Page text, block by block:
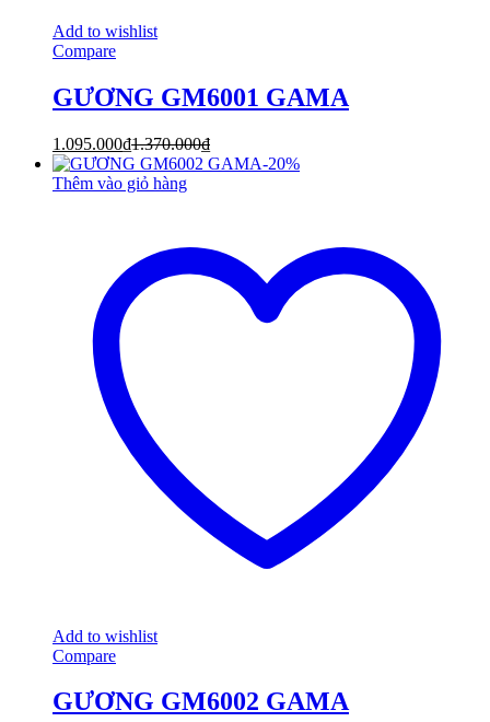
Add to wishlist
Compare
GƯƠNG GM6001 GAMA
1.095.000₫1.370.000₫
-20%
Thêm vào giỏ hàng
Add to wishlist
Compare
GƯƠNG GM6002 GAMA